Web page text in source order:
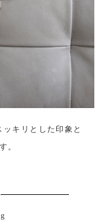
キリとした印象と
。